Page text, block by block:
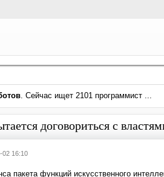
. Сейчас ищет 2101 программист ...
договориться с
02 16:10
пакета функций искусственного